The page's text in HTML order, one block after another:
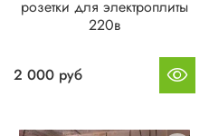
розетки для электроплиты
220в
2 000 руб